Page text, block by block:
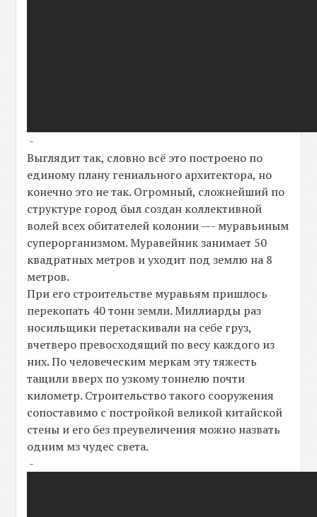
-
Выглядит так, словно всё это построено по
единому плану гениального архитектора, но
конечно это не так. Огромный, сложнейший по
структуре город был создан коллективной
волей всех обитателей колонии —- муравьиным
суперорганизмом. Муравейник занимает 50
квадратных метров и уходит под землю на 8
метров.
При его строительстве муравьям пришлось
перекопать 40 тонн земли. Миллиарды раз
носильщики перетаскивали на себе груз,
вчетверо превосходящий по весу каждого из
них. По человеческим меркам эту тяжесть
тащили вверх по узкому тоннелю почти
километр. Строительство такого сооружения
сопоставимо с постройкой великой китайской
стены и его без преувеличения можно назвать
одним мз чудес света.
-